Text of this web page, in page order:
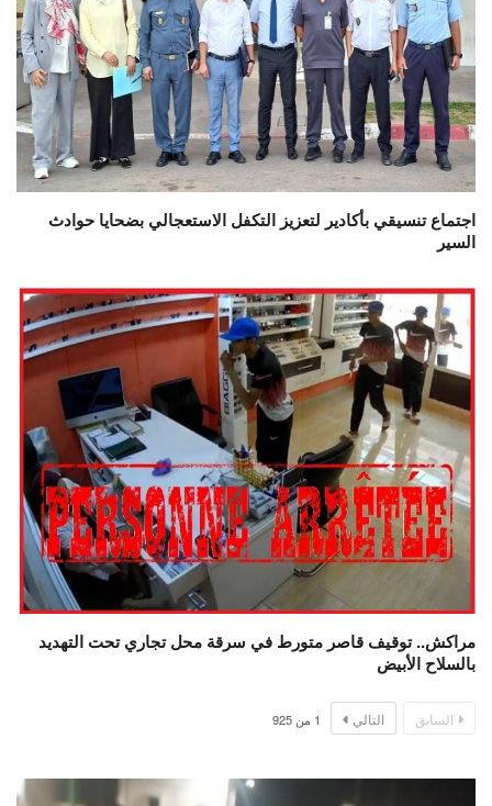
اجتماع تنسيقي بأكادير لتعزيز التكفل الاستعجالي بضحايا حوادث
السير
مراكش.. توقيف قاصر متورط في سرقة محل تجاري تحت التهديد
بالسلاح الأبيض
السابق التالي 1 من 925